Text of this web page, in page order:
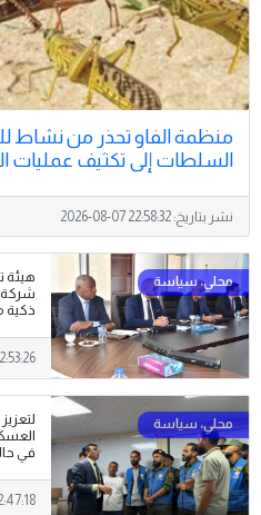
منظمة الفاو تحذر من نشاط
السلطات إلى تكثيف عمليات
نشر بتاريخ:2026-08-07 22:58:32
هيئة
شركة
ذكية
في